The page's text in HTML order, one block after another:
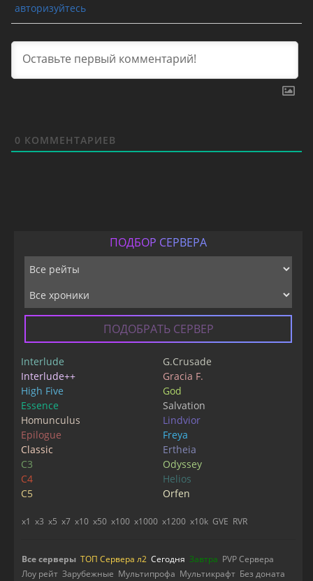
авторизуйтесь
0 КОММЕНТАРИЕВ
ПОДБОР СЕРВЕРА
ПОДОБРАТЬ СЕРВЕР
Interlude
Interlude++
High Five
Essence
Homunculus
Epilogue
Classic
C3
C4
C5
G.Crusade
Gracia F.
God
Salvation
Lindvior
Freya
Ertheia
Odyssey
Helios
Orfen
x1 x3 x5 x7 x10 x50 x100 x1000 x1200 x10k GVE RVR
Все серверы ТОП Сервера л2 Сегодня Завтра PVP Сервера
Лоу рейт Зарубежные Мультипрофа Мультикрафт Без доната